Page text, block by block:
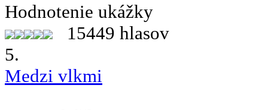
Hodnotenie ukážky
15449 hlasov
5.
Medzi vlkmi